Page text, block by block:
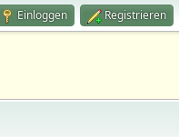
Einloggen Registrieren